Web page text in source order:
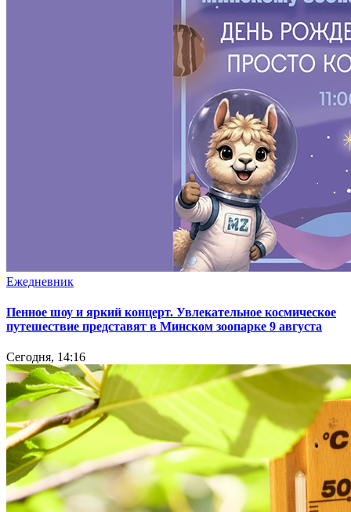
Ежедневник
Пенное шоу и яркий концерт. Увлекательное космическое
путешествие представят в Минском зоопарке 9 августа
Сегодня, 14:16